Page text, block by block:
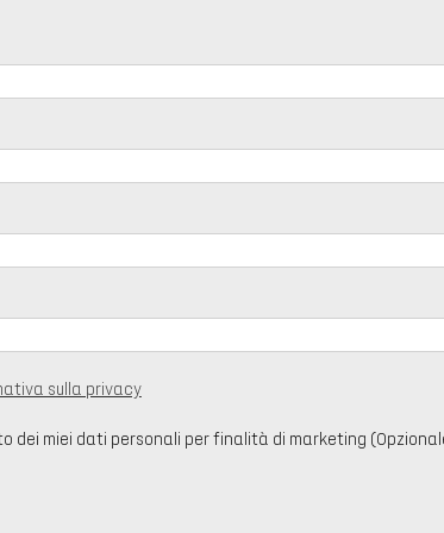
sulla privacy
dei miei dati personali per finalità di marketing